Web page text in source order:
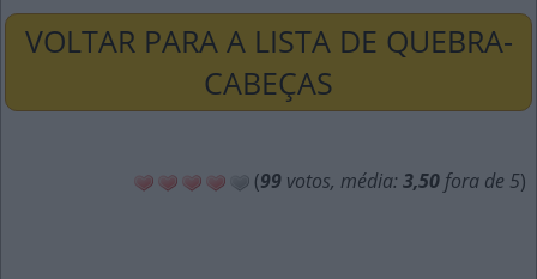
VOLTAR PARA A LISTA DE QUEBRA-
CABEÇAS
(99 votos, média: 3,50 fora de 5)